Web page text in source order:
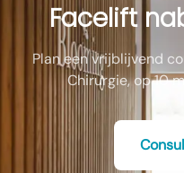
Facelift
Plan een vrijblijvend
Chirurgie, op 10